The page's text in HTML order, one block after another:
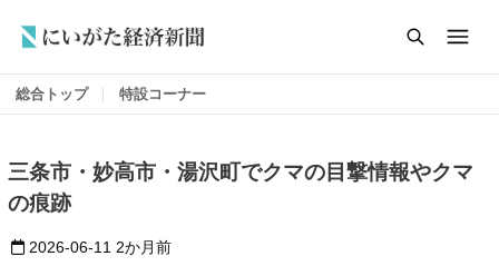
総合トップ 特設コーナー
三条市・妙高市・湯沢町でクマの目撃情報やクマ
の痕跡
2026-06-11 2か月前